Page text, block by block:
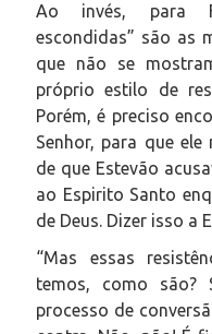
Ao invés, para
escondidas” são as
que não se
próprio estilo de
Porém, é preciso
Senhor, para que ele
de que Estevão
ao Espirito Santo
de Deus. Dizer isso a
“Mas essas
temos, como são?
processo de